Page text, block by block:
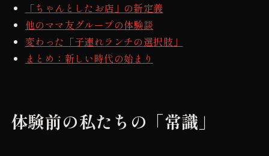
「ちゃんとしたお店」の新定義
他のママ友グループの体験談
変わった「子連れランチの選択肢」
まとめ：新しい時代の始まり
体験前の私たちの「常識」